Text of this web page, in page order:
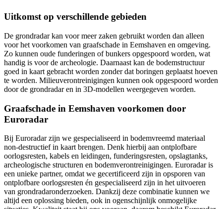
Uitkomst op verschillende gebieden
De grondradar kan voor meer zaken gebruikt worden dan alleen
voor het voorkomen van graafschade in Eemshaven en omgeving.
Zo kunnen oude funderingen of bunkers opgespoord worden, wat
handig is voor de archeologie. Daarnaast kan de bodemstructuur
goed in kaart gebracht worden zonder dat boringen geplaatst hoeven
te worden. Milieuverontreinigingen kunnen ook opgespoord worden
door de grondradar en in 3D-modellen weergegeven worden.
Graafschade in Eemshaven voorkomen door
Euroradar
Bij Euroradar zijn we gespecialiseerd in bodemvreemd materiaal
non-destructief in kaart brengen. Denk hierbij aan ontplofbare
oorlogsresten, kabels en leidingen, funderingsresten, opslagtanks,
archeologische structuren en bodemverontreinigingen. Euroradar is
een unieke partner, omdat we gecertificeerd zijn in opsporen van
ontplofbare oorlogsresten én gespecialiseerd zijn in het uitvoeren
van grondradaronderzoeken. Dankzij deze combinatie kunnen we
altijd een oplossing bieden, ook in ogenschijnlijk onmogelijke